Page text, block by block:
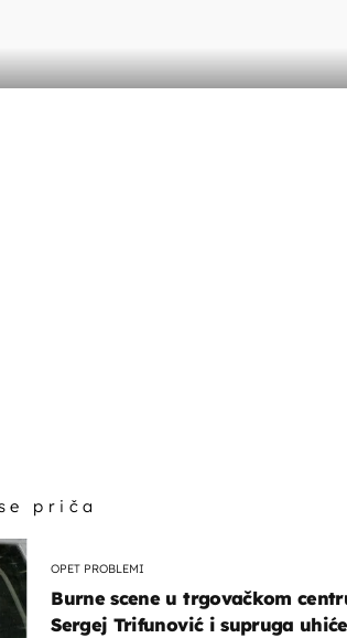
priča
OPET PROBLEMI
Burne scene u trgovačkom
Sergej Trifunović i supruga